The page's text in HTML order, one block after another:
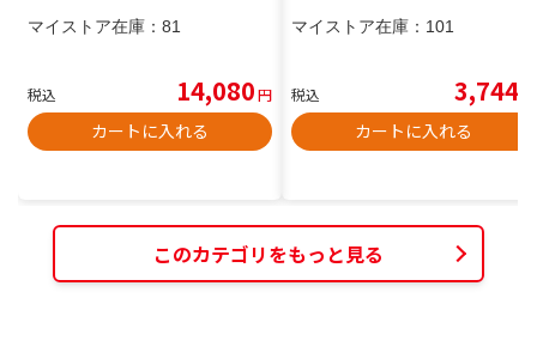
マイストア在庫： 81
税込 14,080円
カートに入れる
マイストア在庫： 101
税込 3,744
カートに入れる
このカテゴリをもっと見る